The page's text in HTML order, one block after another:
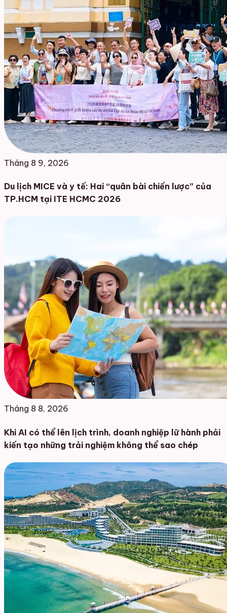
Tháng 8 9, 2026
Du lịch MICE và y tế: Hai “quân bài chiến lược” của
TP.HCM tại ITE HCMC 2026
Tháng 8 8, 2026
Khi AI có thể lên lịch trình, doanh nghiệp lữ hành phải
kiến tạo những trải nghiệm không thể sao chép